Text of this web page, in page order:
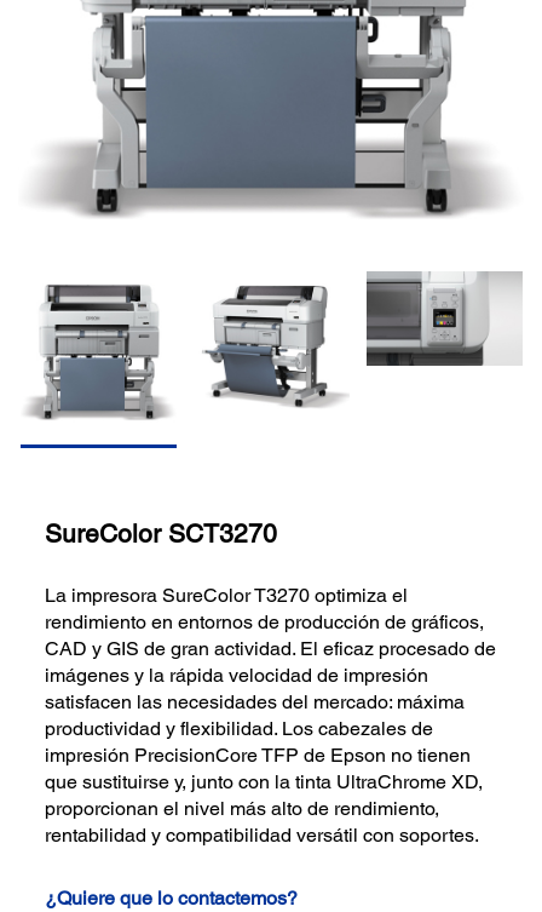
SureColor SCT3270
La impresora SureColor T3270 optimiza el
rendimiento en entornos de producción de gráficos,
CAD y GIS de gran actividad. El eficaz procesado de
imágenes y la rápida velocidad de impresión
satisfacen las necesidades del mercado: máxima
productividad y flexibilidad. Los cabezales de
impresión PrecisionCore TFP de Epson no tienen
que sustituirse y, junto con la tinta UltraChrome XD,
proporcionan el nivel más alto de rendimiento,
rentabilidad y compatibilidad versátil con soportes.
¿Quiere que lo contactemos?